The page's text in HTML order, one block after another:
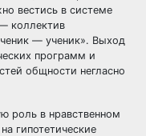
вестись в системе
коллектив
— ученик». Выход
программ и
общности негласно
роль в нравственном
гипотетические